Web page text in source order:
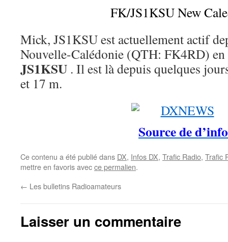
FK/JS1KSU New
Mick, JS1KSU est actuellement actif
Nouvelle-Calédonie (QTH: FK4RD)
JS1KSU . Il est là depuis quelques
et 17 m.
Source de d’info
Ce contenu a été publié dans DX, Infos DX, Trafic Radio, Trafic
mettre en favoris avecce permalien.
← Les bulletins Radioamateurs
Laisser un commentaire